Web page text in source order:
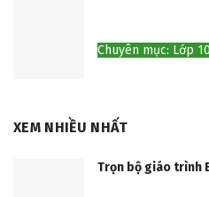
Chuyên mục: Lớp
XEM NHIỀU NHẤT
Trọn bộ giáo trình